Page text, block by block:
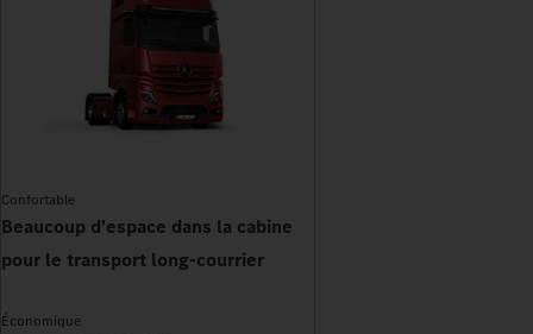
Confortable
Beaucoup d'espace dans la cabine
pour le transport long-courrier
Économique